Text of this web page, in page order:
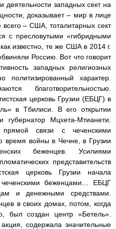
западных сект на
доказывает – мир в лице
– США, тоталитарных сект
с пресловутыми «гибридными
известно, те же США в 2014 г.
Россию. Вот что говорит
западных религиозных
политизированный характер.
благотворительностью.
церковь Грузии (ЕБЦГ) в
в Тбилиси. В его открытии
губернатор Мцхета-Мтианети.
связи с чеченскими
время войны в Чечне, в Грузии
беженцев. Усилиями
представительств
церковь Грузии начала
чеченскими беженцами… ЕБЦГ
и денежными средствами.
в своих домах, потом, когда
был создан центр «Бетель».
содержала значительные